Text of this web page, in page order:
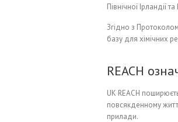
Північної Ірландії
Згідно з Протоколом
базу для хімічних
REACH
UK REACH
повсякденному
прилади.